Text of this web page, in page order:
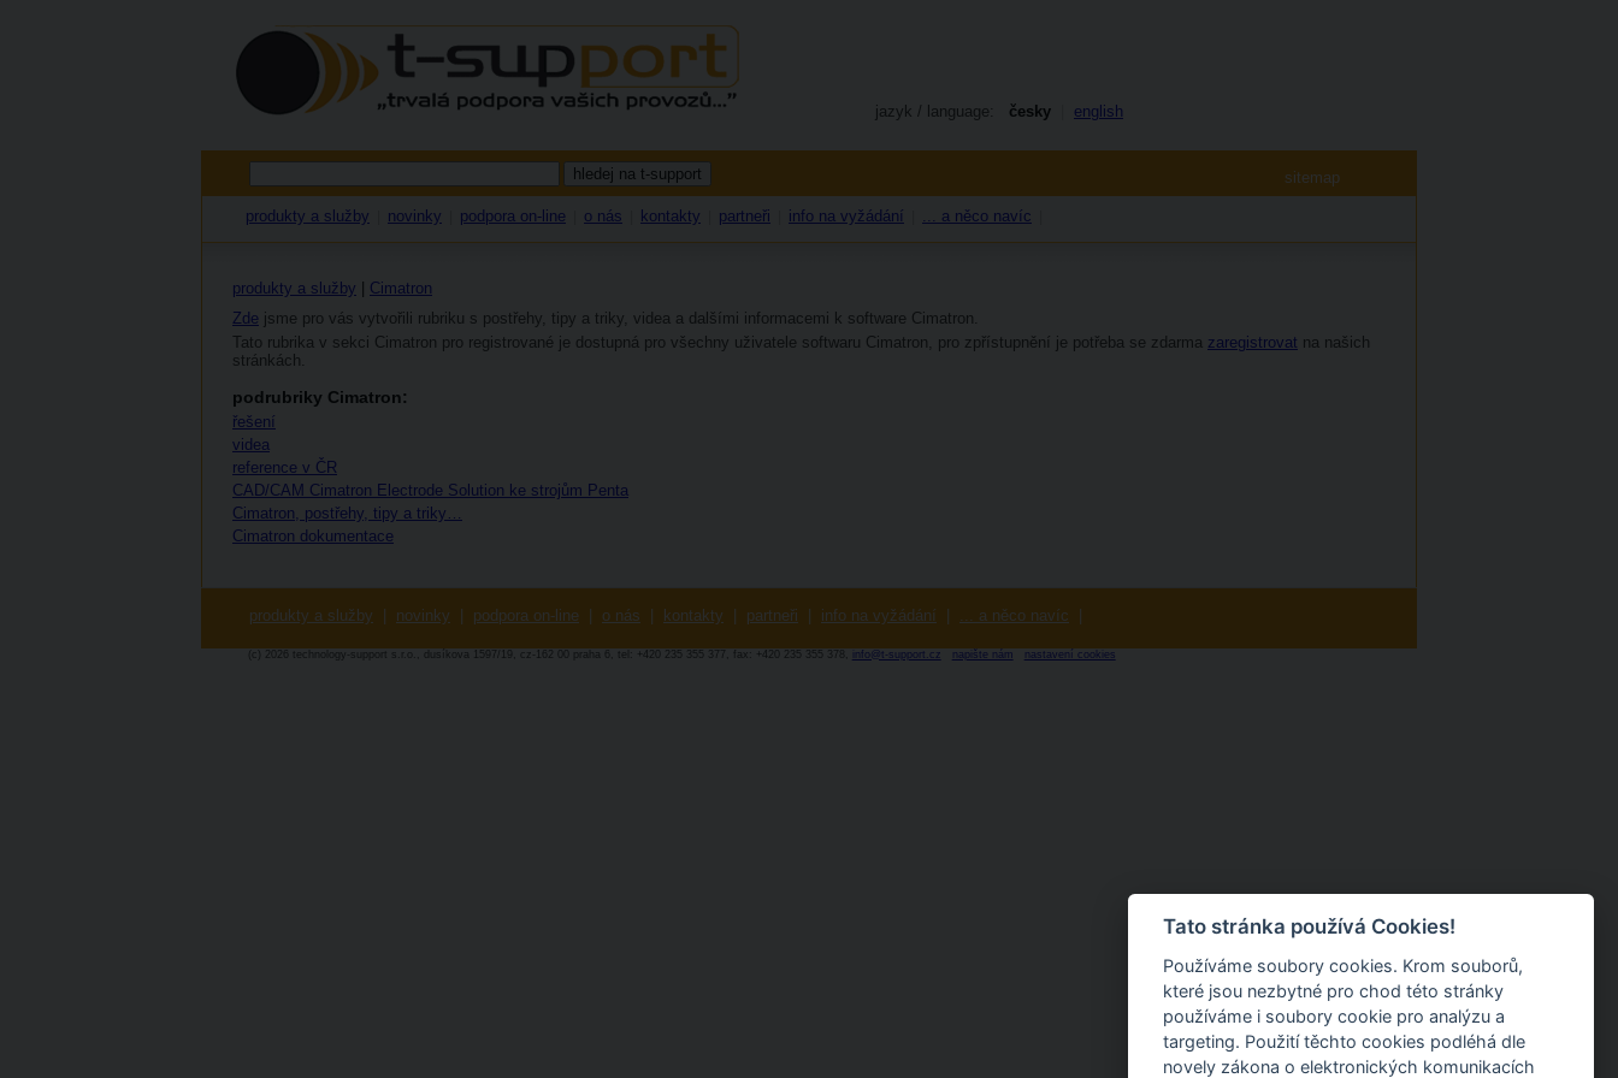
jazyk / language: česky english
produkty a služby novinky podpora on-line o nás kontakty partneři info na vyžádání ... a něco navíc
produkty a služby
Cimatron
Zde jsme pro vás vytvořili rubriku s postřehy, tipy a triky, videa a dalšími informacemi k software Cimatron.
Tato rubrika v sekci Cimatron pro registrované je dostupná pro všechny uživatele softwaru Cimatron, pro zpřístupnění je potřeba se zdarma zaregistrovat na našich
stránkách.
podrubriky Cimatron:
řešení
videa
reference v ČR
CAD/CAM Cimatron Electrode Solution ke strojům Penta
Cimatron, postřehy, tipy a triky…
Cimatron dokumentace
produkty a služby novinky podpora on-line o nás kontakty partneři info na vyžádání ... a něco navíc
(c) 2026 technology-support s.r.o., dusíkova 1597/19, cz-162 00 praha 6, tel: +420 235 355 377, fax: +420 235 355 378, info@t-support.cz napište nám nastavení cookies
sitemap
Tato stránka používá Cookies!
Používáme soubory cookies. Krom souborů,
které jsou nezbytné pro chod této stránky
používáme i soubory cookie pro analýzu a
targeting. Použití těchto cookies podléhá dle
novely zákona o elektronických komunikacích